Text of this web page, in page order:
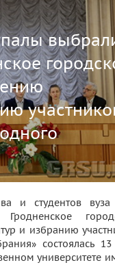
и студентов
и избранию
состоялась
университете